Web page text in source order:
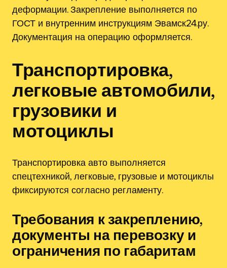
деформации. Закрепление выполняется по
ГОСТ и внутренним инструкциям Эвамск24.ру.
Документация на операцию оформляется.
Транспортировка,
легковые автомобили,
грузовики и
мотоциклы
Транспортировка авто выполняется
спецтехникой, легковые, грузовые и мотоциклы
фиксируются согласно регламенту.
Требования к закреплению,
документы на перевозку и
ограничения по габаритам